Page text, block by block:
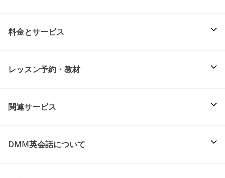
料金とサービス
レッスン予約・教材
関連サービス
DMM英会話について